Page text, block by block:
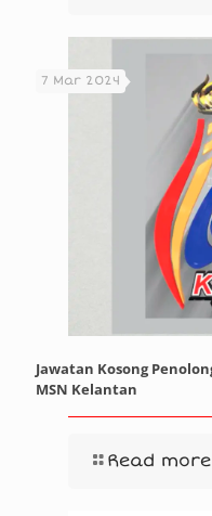
7 Mar 2024
Jawatan Kosong
MSN Kelantan
Read more